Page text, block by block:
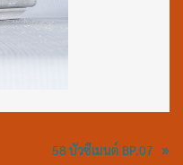
58 บัวซีเมนต์ BP.07 »